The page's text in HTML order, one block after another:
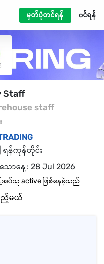
မှတ်ပုံတင်ရန် ၀င်ရန်
Staff
staff
န်ကုန်တိုင်း
ာနေ့: 28 Jul 2026
သူ active ဖြစ်နေခဲ့သည်
ည့်မယ်